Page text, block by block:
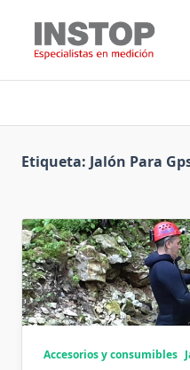
contenido
Etiqueta: Jalón Para
Accesorios y consumibles